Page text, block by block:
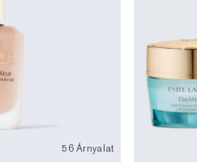
56 Árnyalat